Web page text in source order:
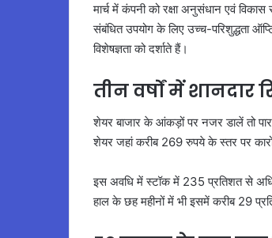
मार्च में कंपनी को रक्षा अनुसंधान एवं
संबंधित उपयोग के लिए उच्च-परिशुद्धता
विशेषज्ञता को दर्शाते हैं।
तीन वर्षों में शानदार
शेयर बाजार के आंकड़ों पर नजर डालें तो
शेयर जहां करीब 269 रुपये के स्तर पर
इस अवधि में स्टॉक में 235 प्रतिशत से
हाल के छह महीनों में भी इसमें करीब 29